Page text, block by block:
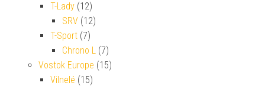
T-Lady (12)
SRV (12)
T-Sport (7)
Chrono L (7)
Vostok Europe (15)
Vilnelé (15)